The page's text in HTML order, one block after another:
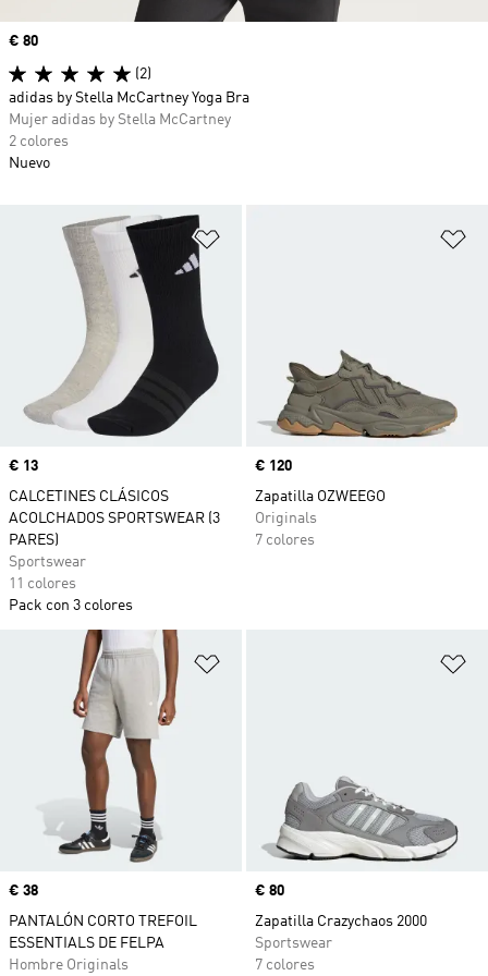
Precio
€ 13
CALCETINES CLÁSICOS
ACOLCHADOS SPORTSWEAR (3
PARES)
Sportswear
11 colores
Pack con 3 colores
Precio
€ 120
Zapatilla OZWEEGO
Originals
7 colores
Precio
€ 38
PANTALÓN CORTO TREFOIL
ESSENTIALS DE FELPA
Hombre Originals
Precio
€ 80
Zapatilla Crazychaos 2000
Sportswear
7 colores
Precio
€ 80
(2)
adidas by Stella McCartney Yoga Bra
Mujer adidas by Stella McCartney
2 colores
Nuevo